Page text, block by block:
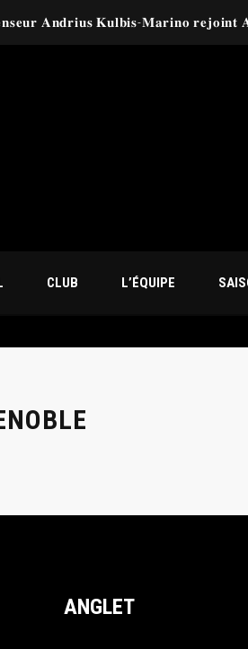
𝐀𝐧𝐝𝐫𝐢𝐮𝐬 𝐊𝐮𝐥𝐛𝐢𝐬-𝐌𝐚𝐫𝐢𝐧𝐨 𝐫𝐞𝐣𝐨𝐢𝐧𝐭
CLUB L’ÉQUIPE
ANGLET